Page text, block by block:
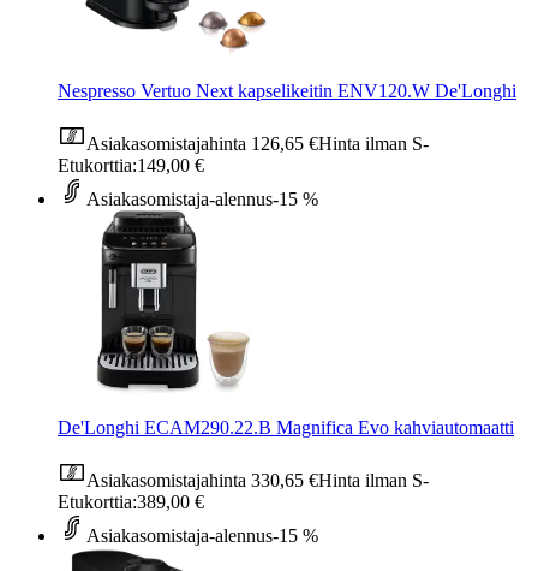
Nespresso Vertuo Next kapselikeitin ENV120.W De'Longhi
Asiakasomistajahinta 126,65 €Hinta ilman S-
Etukorttia:149,00 €
Asiakasomistaja-alennus-15 %
De'Longhi ECAM290.22.B Magnifica Evo kahviautomaatti
Asiakasomistajahinta 330,65 €Hinta ilman S-
Etukorttia:389,00 €
Asiakasomistaja-alennus-15 %